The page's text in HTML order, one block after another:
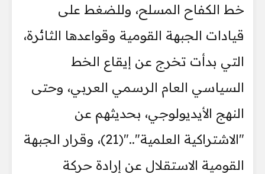
خط الكفاح المسلح، وللضغط على
قيادات الجبهة القومية وقواعدها الثائرة،
التي بدأت تخرج عن إيقاع الخط
السياسي العام الرسمي العربي، وحتى
النهج الأيديولوجي، بحديثهم عن
"الاشتراكية العلمية".."(21)، وقرار الجبهة
القومية الاستقلال عن إرادة حركة